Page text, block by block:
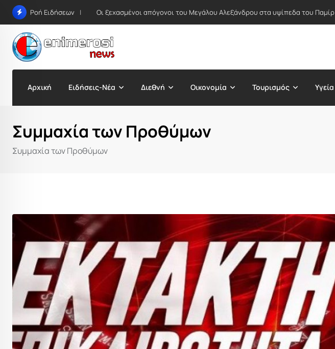
Skip
content
Ροή Ειδήσεων Οι ξεχασμένοι απόγονοι του Μεγάλου Αλεξάνδρου στα υψίπεδα του Παμίρ
Αρχική Ειδήσεις-Νέα Διεθνή Οικονομία Τουρισμός Υγεία
Συμμαχία των Προθύμων
Συμμαχία των Προθύμων